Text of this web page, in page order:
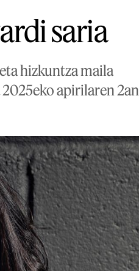
saria
hizkuntza maila
2025eko apirilaren 2an